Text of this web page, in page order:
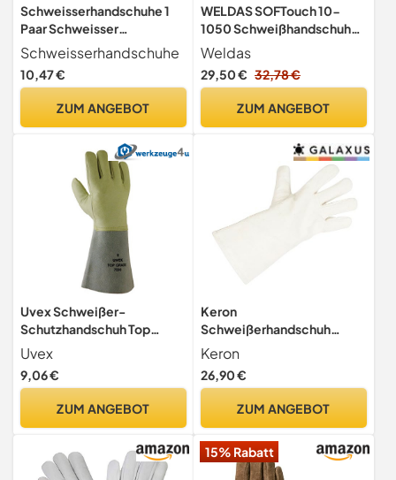
Schweisserhandschuhe 1
Paar Schweisser
Arbeitshandschuhe aus
Leder
Schweisserhandschuhe
10,47 €
ZUM ANGEBOT
WELDAS SOFTouch 10-
1050 Schweißhandschuhe,
hoher Komfort und alle
Schweißanwendungen TIG,
MIG, MMA, alle Größen (8,5
Weldas
29,50 € 32,78 €
ZUM ANGEBOT
Uvex Schweißer-
Schutzhandschuh Top
Grade 7000, Material:
Rindvolleder, Farbe: beige,
Grösse: 10
Uvex
9,06 €
ZUM ANGEBOT
Keron
Schweißerhandschuh
Weldex Ii Gr10/Xl
Rindspaltleder Cr-Frei
Keron
26,90 €
ZUM ANGEBOT
15% Rabatt